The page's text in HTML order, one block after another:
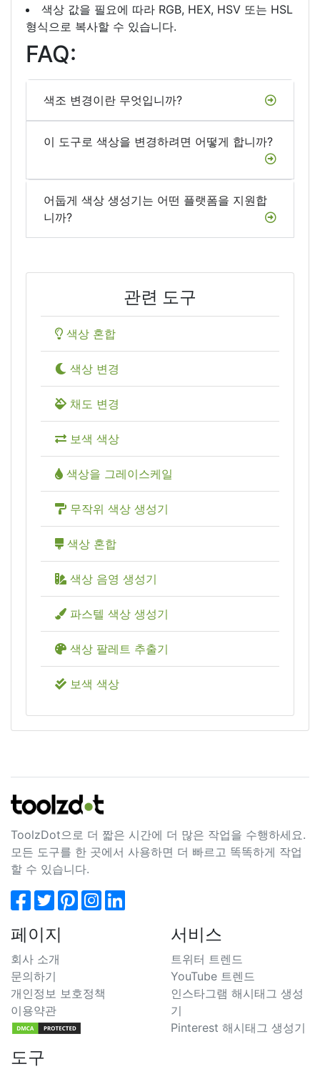
색상 값을 필요에 따라 RGB, HEX, HSV 또는 HSL
형식으로 복사할 수 있습니다.
FAQ:
색조 변경이란 무엇입니까?
이 도구로 색상을 변경하려면 어떻게 합니까?
어둡게 색상 생성기는 어떤 플랫폼을 지원합
니까?
관련 도구
색상 혼합
색상 변경
채도 변경
보색 색상
색상을 그레이스케일
무작위 색상 생성기
색상 혼합
색상 음영 생성기
파스텔 색상 생성기
색상 팔레트 추출기
보색 색상
ToolzDot으로 더 짧은 시간에 더 많은 작업을 수행하세요.
모든 도구를 한 곳에서 사용하면 더 빠르고 똑똑하게 작업
할 수 있습니다.
페이지
회사 소개
문의하기
개인정보 보호정책
이용약관
서비스
트위터 트렌드
YouTube 트렌드
인스타그램 해시태그 생성
기
Pinterest 해시태그 생성기
도구